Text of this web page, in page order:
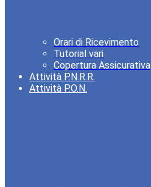
Orari di Ricevimento
Tutorial vari
Copertura Assicurativa
Attività P.N.R.R.
Attività P.O.N.